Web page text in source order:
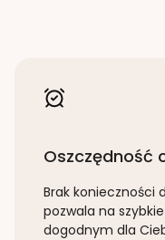
Oszczędność
Brak konieczności
pozwala na
dogodnym dla